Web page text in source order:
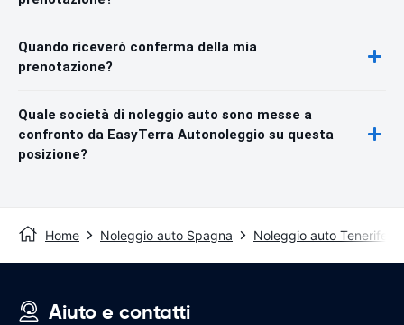
Quando riceverò conferma della mia
prenotazione?
Quale società di noleggio auto sono messe a
confronto da EasyTerra Autonoleggio su questa
posizione?
Home Noleggio auto Spagna Noleggio auto Tenerife
Aiuto e contatti